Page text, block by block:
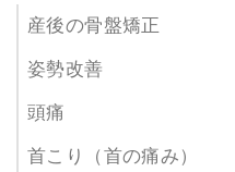
産後の骨盤矯正
姿勢改善
頭痛
首こり（首の痛み）